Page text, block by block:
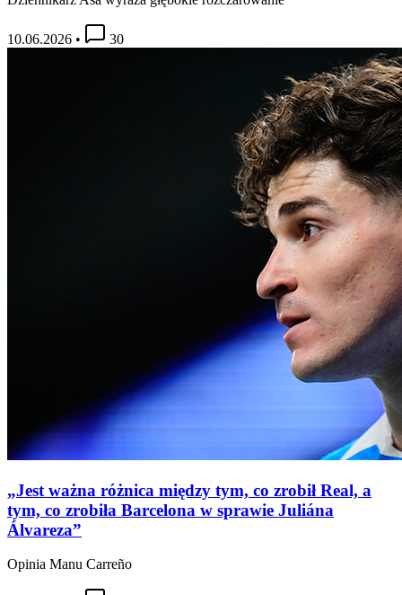
10.06.2026 • 30
„Jest ważna różnica między tym, co zrobił Real, a
tym, co zrobiła Barcelona w sprawie Juliána
Álvareza”
Opinia Manu Carreño